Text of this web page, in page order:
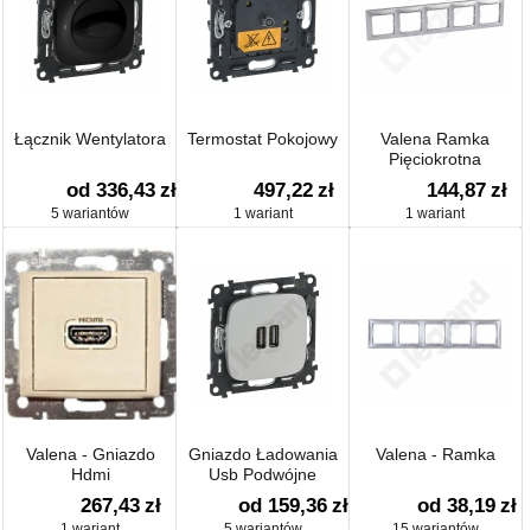
Łącznik Wentylatora
od 336,43 zł
5 wariantów
Termostat Pokojowy
497,22 zł
1 wariant
Valena Ramka
Pięciokrotna
Pozioma/srebro
144,87 zł
1 wariant
Valena - Gniazdo
Hdmi
267,43 zł
Gniazdo Ładowania
Usb Podwójne
od 159,36 zł
Valena - Ramka
od 38,19 zł